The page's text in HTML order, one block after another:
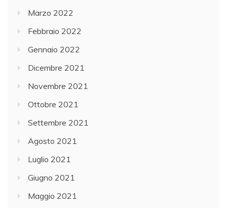
Marzo 2022
Febbraio 2022
Gennaio 2022
Dicembre 2021
Novembre 2021
Ottobre 2021
Settembre 2021
Agosto 2021
Luglio 2021
Giugno 2021
Maggio 2021